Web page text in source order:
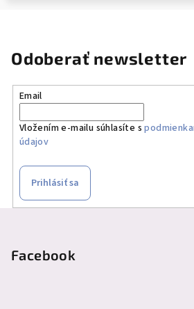
Odoberať newsletter
Email
Vložením e-mailu súhlasíte s
údajov
Prihlásiť sa
Facebook